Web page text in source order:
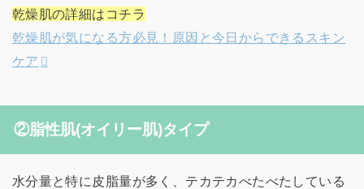
乾燥肌の詳細はコチラ
乾燥肌が気になる方必見！原因と今日からできるスキン
ケア
②脂性肌(オイリー肌)タイプ
水分量と特に皮脂量が多く、テカテカべたべたしている